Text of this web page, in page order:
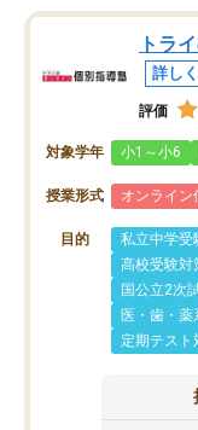
トラ
詳し
評価
対象学年 小1～小6
授業形式 オンライン
目的 私立中学受
高校受験対
国公立2次
医・歯・薬
定期テスト